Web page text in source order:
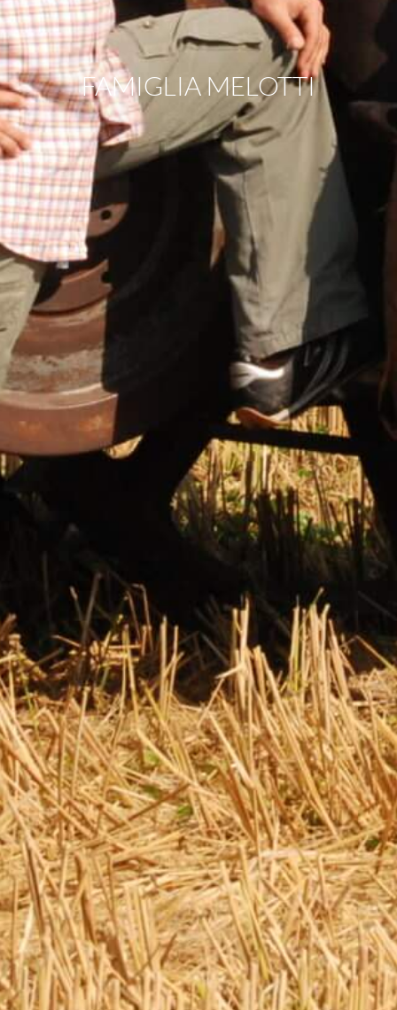
FAMIGLIA MELOTTI